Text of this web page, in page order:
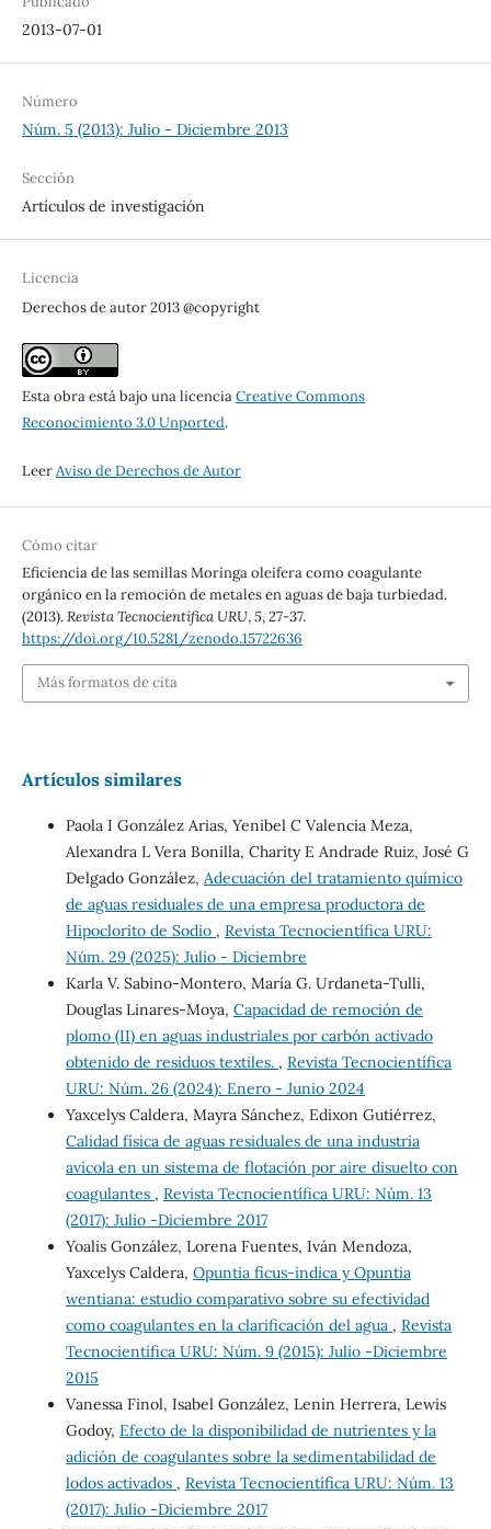
2013-07-01
Número
Núm. 5 (2013): Julio - Diciembre 2013
Sección
Artículos de investigación
Licencia
Derechos de autor 2013 @copyright
Esta obra está bajo una licenciaCreative Commons
Reconocimiento 3.0 Unported.
LeerAviso de Derechos de Autor
Cómo citar
Eficiencia de las semillas Moringa oleifera como coagulante
orgánico en la remoción de metales en aguas de baja turbiedad.
(2013).Revista Tecnocientífica URU,5, 27-37.
https://doi.org/10.5281/zenodo.15722636
Más formatos de cita
Artículos similares
Paola I González Arias, Yenibel C Valencia Meza,
Alexandra L Vera Bonilla, Charity E Andrade Ruiz, José G
Delgado González, Adecuación del tratamiento químico
de aguas residuales de una empresa productora de
Hipoclorito de Sodio , Revista Tecnocientífica URU:
Núm. 29 (2025): Julio - Diciembre
Karla V. Sabino-Montero, María G. Urdaneta-Tulli,
Douglas Linares-Moya, Capacidad de remoción de
plomo (II) en aguas industriales por carbón activado
obtenido de residuos textiles. , Revista Tecnocientífica
URU: Núm. 26 (2024): Enero - Junio 2024
Yaxcelys Caldera, Mayra Sánchez, Edixon Gutiérrez,
Calidad física de aguas residuales de una industria
avícola en un sistema de flotación por aire disuelto con
coagulantes , Revista Tecnocientífica URU: Núm. 13
(2017): Julio -Diciembre 2017
Yoalis González, Lorena Fuentes, Iván Mendoza,
Yaxcelys Caldera, Opuntia ficus-indica y Opuntia
wentiana: estudio comparativo sobre su efectividad
como coagulantes en la clarificación del agua , Revista
Tecnocientífica URU: Núm. 9 (2015): Julio -Diciembre
2015
Vanessa Finol, Isabel González, Lenin Herrera, Lewis
Godoy, Efecto de la disponibilidad de nutrientes y la
adición de coagulantes sobre la sedimentabilidad de
lodos activados , Revista Tecnocientífica URU: Núm. 13
(2017): Julio -Diciembre 2017